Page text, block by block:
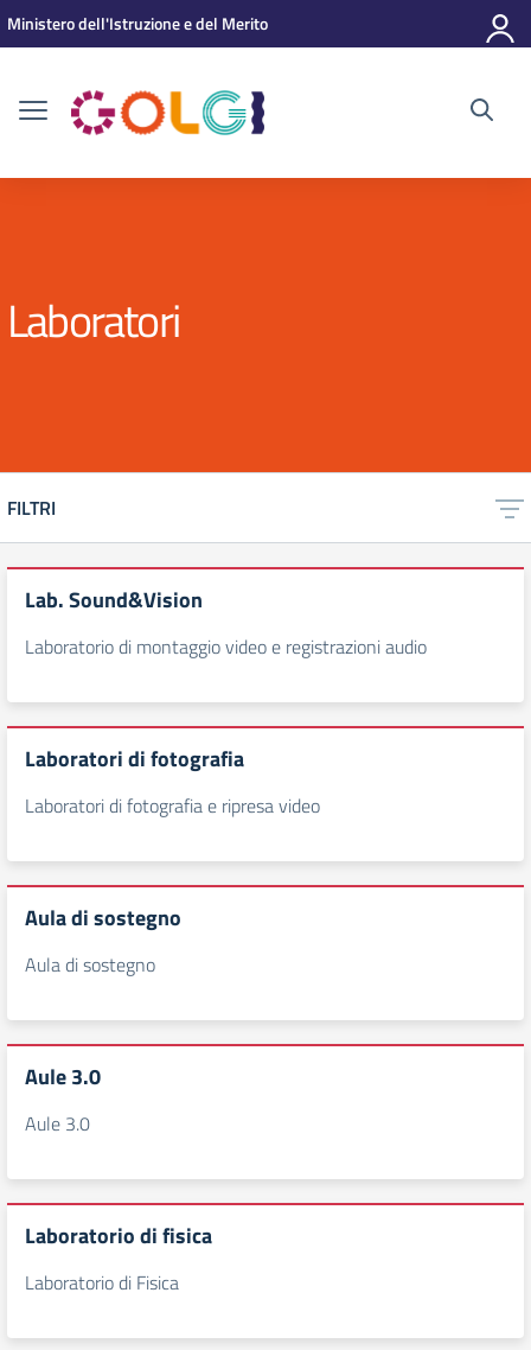
Vai ai contenuti
Vai al menu di navigazione
Vai al footer
Ministero dell'Istruzione e del Merito
Laboratori
FILTRI
Lab. Sound&Vision
Laboratorio di montaggio video e registrazioni audio
Laboratori di fotografia
Laboratori di fotografia e ripresa video
Aula di sostegno
Aula di sostegno
Aule 3.0
Aule 3.0
Laboratorio di fisica
Laboratorio di Fisica